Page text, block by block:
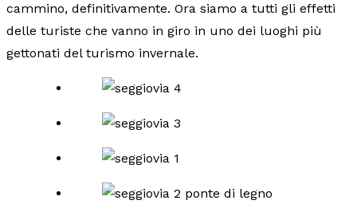
cammino, definitivamente. Ora siamo a tutti gli effetti
delle turiste che vanno in giro in uno dei luoghi più
gettonati del turismo invernale.